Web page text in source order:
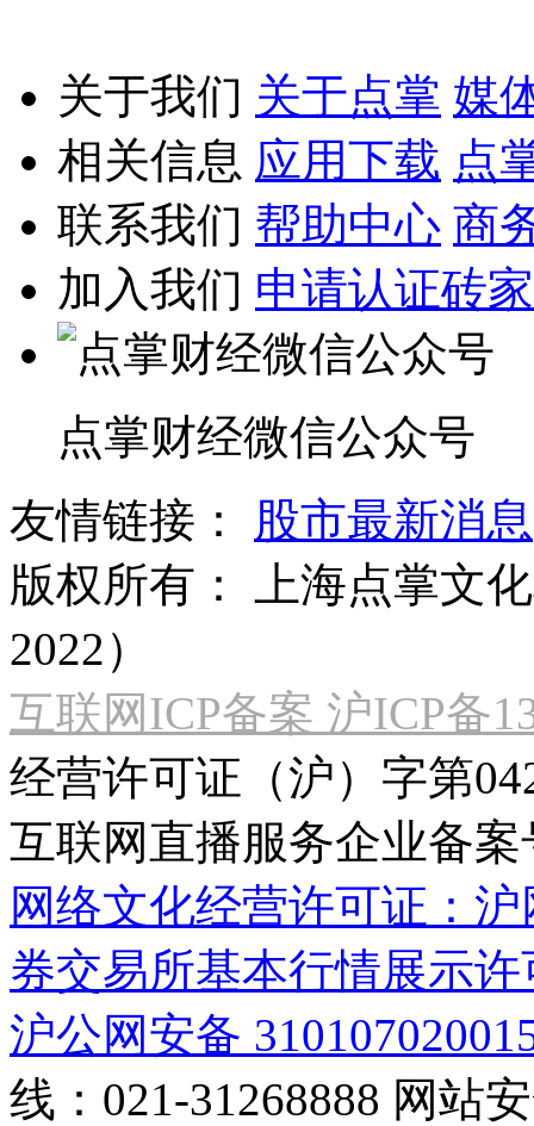
关于我们 关于点掌 媒
相关信息 应用下载 点
联系我们 帮助中心 商
加入我们 申请认证砖家
点掌财经微信公众号
友情链接：
股市最新消息
版权所有：
上海点掌文
2022）
互联网ICP备案 沪ICP备
经营许可证（沪）字第
互联网直播服务企业备案
网络文化经营许可证：
券交易所基本行情展示许
沪公网安备
线：021-31268888 网站